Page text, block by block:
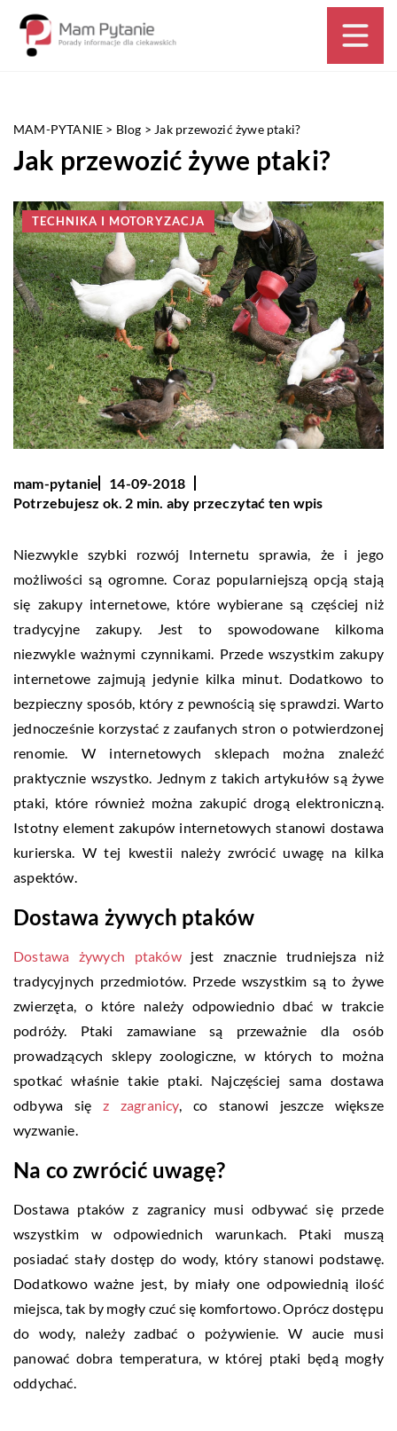
MAM-PYTANIE > Blog > Jak przewozić żywe ptaki?
Jak przewozić żywe ptaki?
TECHNIKA I MOTORYZACJA
mam-pytanie
14-09-2018
Potrzebujesz ok. 2 min. aby przeczytać ten wpis
Niezwykle szybki rozwój Internetu sprawia, że i jego
możliwości są ogromne. Coraz popularniejszą opcją stają
się zakupy internetowe, które wybierane są częściej niż
tradycyjne zakupy. Jest to spowodowane kilkoma
niezwykle ważnymi czynnikami. Przede wszystkim zakupy
internetowe zajmują jedynie kilka minut. Dodatkowo to
bezpieczny sposób, który z pewnością się sprawdzi. Warto
jednocześnie korzystać z zaufanych stron o potwierdzonej
renomie. W internetowych sklepach można znaleźć
praktycznie wszystko. Jednym z takich artykułów są żywe
ptaki, które również można zakupić drogą elektroniczną.
Istotny element zakupów internetowych stanowi dostawa
kurierska. W tej kwestii należy zwrócić uwagę na kilka
aspektów.
Dostawa żywych ptaków
Dostawa żywych ptakówjest znacznie trudniejsza niż
tradycyjnych przedmiotów. Przede wszystkim są to żywe
zwierzęta, o które należy odpowiednio dbać w trakcie
podróży. Ptaki zamawiane są przeważnie dla osób
prowadzących sklepy zoologiczne, w których to można
spotkać właśnie takie ptaki. Najczęściej sama dostawa
odbywa sięz zagranicy, co stanowi jeszcze większe
wyzwanie.
Na co zwrócić uwagę?
Dostawa ptaków z zagranicy musi odbywać się przede
wszystkim w odpowiednich warunkach. Ptaki muszą
posiadać stały dostęp do wody, który stanowi podstawę.
Dodatkowo ważne jest, by miały one odpowiednią ilość
miejsca, tak by mogły czuć się komfortowo. Oprócz dostępu
do wody, należy zadbać o pożywienie. W aucie musi
panować dobra temperatura, w której ptaki będą mogły
oddychać.